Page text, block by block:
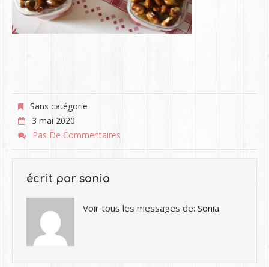
Sans catégorie
3 mai 2020
Pas De Commentaires
écrit par sonia
Voir tous les messages de: Sonia